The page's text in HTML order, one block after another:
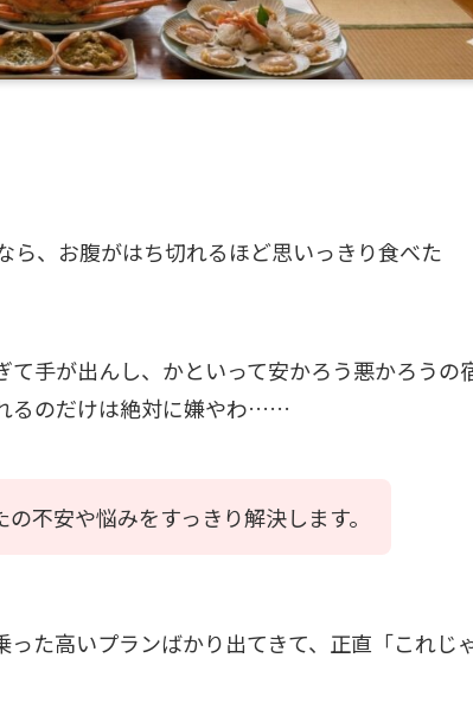
ら、お腹がはち切れるほど思いっきり食べた
手が出んし、かといって安かろう悪かろうの
るのだけは絶対に嫌やわ……
不安や悩みをすっきり解決します。
た高いプランばかり出てきて、正直「これじ